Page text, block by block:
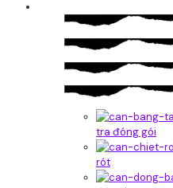
tra đóng gói
rót